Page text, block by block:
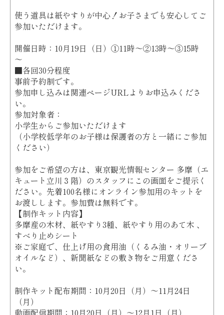
使う道具は紙やすりが中心！お子さまでも安心してご
参加いただけます。
開催日時：10月19日（日）①11時～②13時～③15時
～
■各回30分程度
事前予約制です。
参加申し込みは関連ページURLよりお申込みくださ
い。
参加対象者：
小学生からご参加いただけます
（小学校低学年のお子様は保護者の方と一緒にご参加
ください）
参加をご希望の方は、東京観光情報センター 多摩（エ
キュート立川３階）のスタッフにこの画面をご提示く
ださい。先着100名様にオンライン参加用のキットを
お渡しします。参加費は無料です。
【制作キット内容】
多摩産の木材、紙やすり3種、紙やすり用のあて木 、
すべり止めシート
※ご家庭で、仕上げ用の食用油（くるみ油・オリーブ
オイルなど）、新聞紙などの敷き物をご用意くださ
い。
制作キット配布期間：10月20日（月）～11月24日
（月）